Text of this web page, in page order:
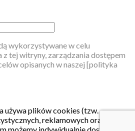
wykorzystywane w celu
tej witryny, zarządzania dostępem
opisanych w naszej [polityka
używa plików cookies (tzw.
reklamowych oraz
możemy indywidualnie dostosować